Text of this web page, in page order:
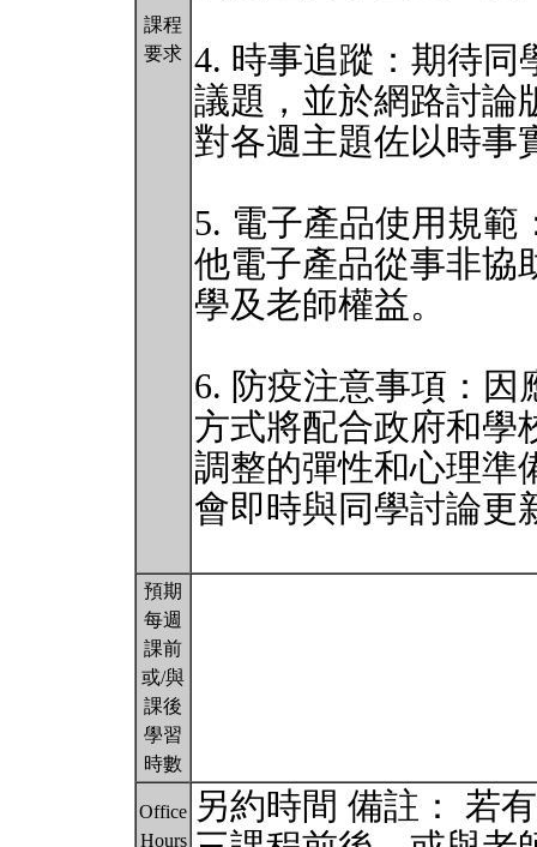
課程
要求 4. 時事追蹤：期待同
議題，並於網路討論
對各週主題佐以時事
5. 電⼦產品使⽤規範
他電⼦產品從事非協
學及老師權益。
6. 防疫注意事項：因
方式將配合政府和學
調整的彈性和心理準
會即時與同學討論更
預期
每週
課前
或/與
課後
學習
時數
Office
Hours
另約時間 備註： 若